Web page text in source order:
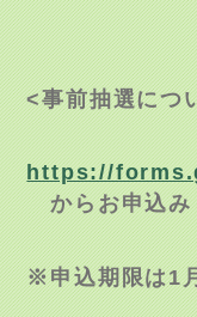
<事前抽選につ
https://
からお申込み
※申込期限は1